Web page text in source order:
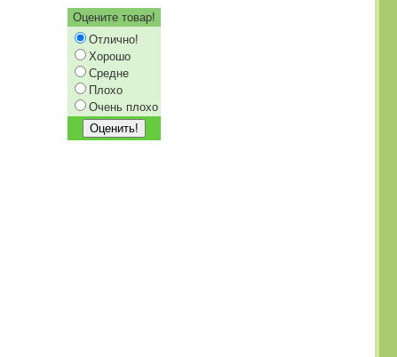
Оцените товар!
Отлично!
Хорошо
Средне
Плохо
Очень плохо